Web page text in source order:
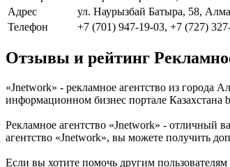
Адрес
ул. Наурызбай Батыра, 58,
Телефон
+7 (701) 947-19-03, +7 (727)
Отзывы и рейтинг
«Jnetwork» - рекламное агентство из города
информационном бизнес портале Казахстана
Рекламное агентство «Jnetwork» - отличный
агентство «Jnetwork», вы можете получить
Если вы хотите помочь другим